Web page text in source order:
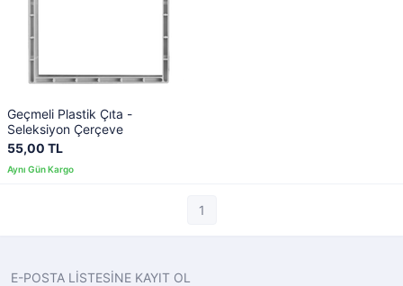
Geçmeli Plastik Çıta -
Seleksiyon Çerçeve
55,00 TL
1
E-POSTA LİSTESİNE KAYIT OL